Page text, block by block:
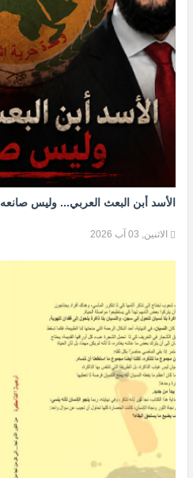
الأسد أبن البعث العربي... وليس صانعه
الاثنين, 03 آب 2026